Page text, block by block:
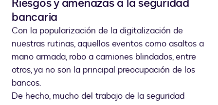
bancaria
Con la popularización de la digitalización de
nuestras rutinas, aquellos eventos como asaltos a
mano armada, robo a camiones blindados, entre
otros, ya no son la principal preocupación de los
bancos.
De hecho, mucho del trabajo de la seguridad